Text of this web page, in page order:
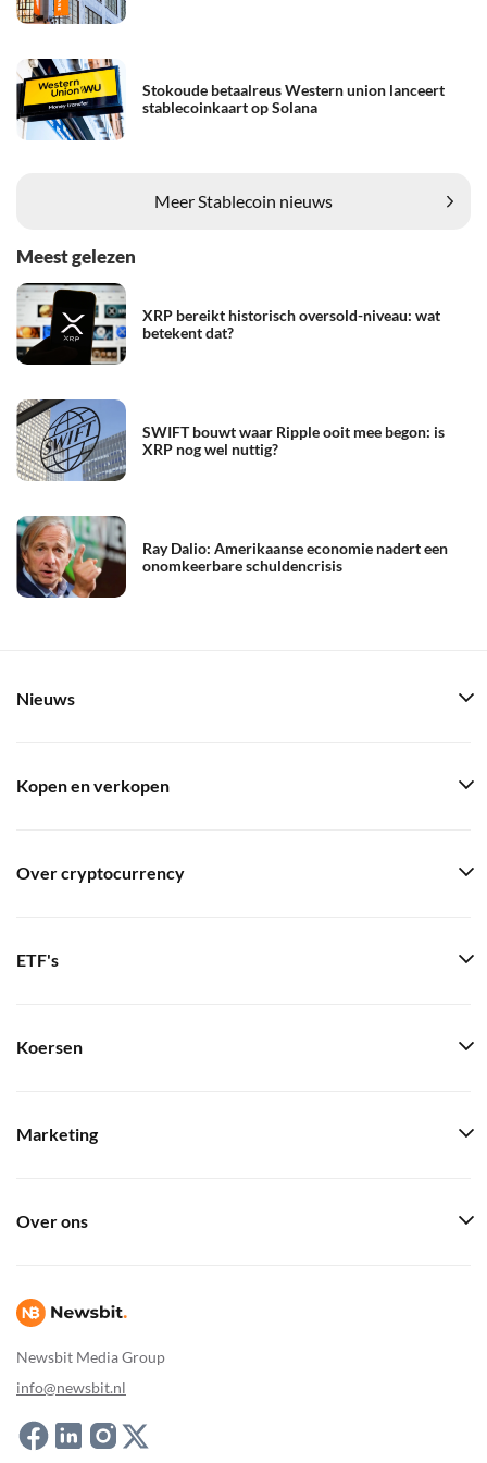
Stokoude betaalreus Western union lanceert
stablecoinkaart op Solana
Meer Stablecoin nieuws
Meest gelezen
XRP bereikt historisch oversold-niveau: wat
betekent dat?
SWIFT bouwt waar Ripple ooit mee begon: is
XRP nog wel nuttig?
Ray Dalio: Amerikaanse economie nadert een
onomkeerbare schuldencrisis
Newsbit Media Group
info@newsbit.nl
Nieuws
Kopen en verkopen
Over cryptocurrency
ETF's
Koersen
Marketing
Over ons